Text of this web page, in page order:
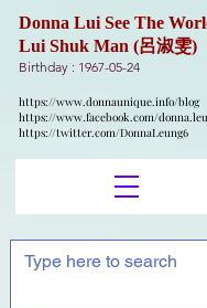
Donna Lui See The
Lui Shuk Man (呂淑雯)
Birthday : 1967-05-24
https://www.donnaunique.info/blog
https://www.facebook.com/
https://twitter.com/DonnaLeung6